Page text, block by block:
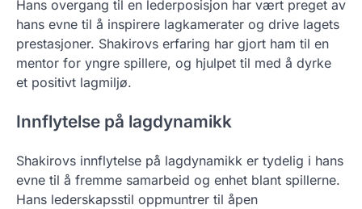
Hans overgang til en lederposisjon har vært preget av
hans evne til å inspirere lagkamerater og drive lagets
prestasjoner. Shakirovs erfaring har gjort ham til en
mentor for yngre spillere, og hjulpet til med å dyrke
et positivt lagmiljø.
Innflytelse på lagdynamikk
Shakirovs innflytelse på lagdynamikk er tydelig i hans
evne til å fremme samarbeid og enhet blant spillerne.
Hans lederskapsstil oppmuntrer til åpen